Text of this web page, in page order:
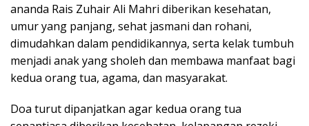
ananda Rais Zuhair Ali Mahri diberikan kesehatan,
umur yang panjang, sehat jasmani dan rohani,
dimudahkan dalam pendidikannya, serta kelak tumbuh
menjadi anak yang sholeh dan membawa manfaat bagi
kedua orang tua, agama, dan masyarakat.
Doa turut dipanjatkan agar kedua orang tua